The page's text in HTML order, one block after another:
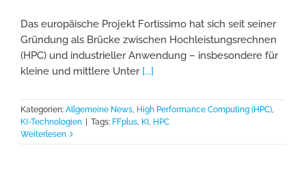
Das europäische Projekt Fortissimo hat sich seit seiner
Gründung als Brücke zwischen Hochleistungsrechnen
(HPC) und industrieller Anwendung – insbesondere für
kleine und mittlere Unter [...]
Kategorien: Allgemeine News High Performance Computing (HPC)
KI-Technologien | Tags: FFplus KI HPC
Weiterlesen